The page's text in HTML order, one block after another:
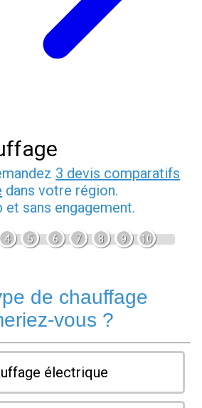
3 devis comparatifs
dans votre région.
et sans engagement.
4 5 6 7 8 9 10
de chauffage
vous ?
électrique